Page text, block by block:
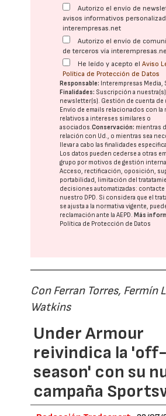
Autorizo el envío de
avisos informativos
interempresas.net
Autorizo el envío de
de terceros vía
He leído y acepto elAviso
Política de Protección de Datos
Responsable: Interempresas Media,
Finalidades: Suscripción a nuestra(s)
newsletter(s). Gestión de cuenta de
Envío de emails relacionados con la
relativos a intereses similares o
asociados.Conservación: mientras
relación con Ud., o mientras sea
llevar a cabo las finalidades
Los datos pueden cederse a otras
grupo por motivos de gestión
Acceso, rectificación, oposición,
portabilidad, limitación del
decisiones automatizadas: contacte
nuestro DPD. Si considera que el
se ajusta a la normativa vigente,
reclamación ante laAEPD.Más
Política de Protección de Datos
Con Ferran Torres, Fermín
Watkins
Under Armour
reivindica la 'off-
season' con su
campaña